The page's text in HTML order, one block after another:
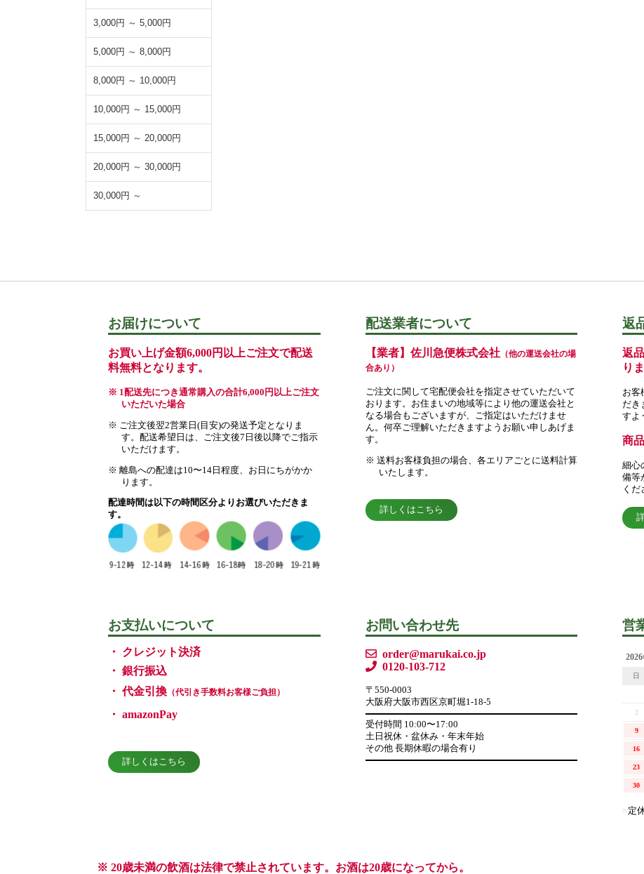
3,000円 ～ 5,000円
5,000円 ～ 8,000円
8,000円 ～ 10,000円
10,000円 ～ 15,000円
15,000円 ～ 20,000円
20,000円 ～ 30,000円
30,000円 ～